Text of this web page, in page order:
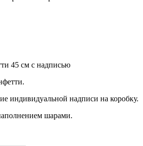
45 см с надписью
индивидуальной надписи на коробку.
шарами.